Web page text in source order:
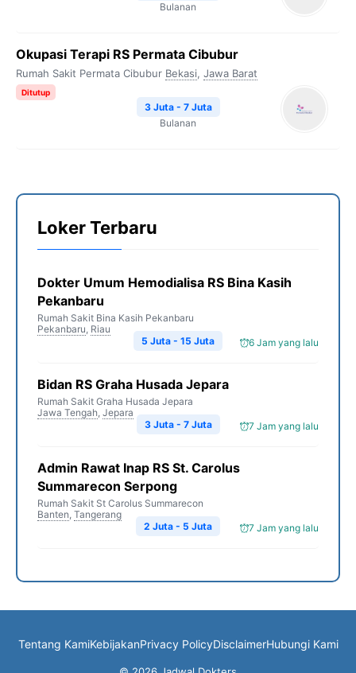
Bulanan
Okupasi Terapi RS Permata Cibubur
Rumah Sakit Permata Cibubur Bekasi, Jawa Barat
Ditutup
3 Juta - 7 Juta
Bulanan
Loker Terbaru
Dokter Umum Hemodialisa RS Bina Kasih
Pekanbaru
Rumah Sakit Bina Kasih Pekanbaru
Pekanbaru, Riau
6 Jam yang lalu
5 Juta - 15 Juta
Bidan RS Graha Husada Jepara
Rumah Sakit Graha Husada Jepara
Jawa Tengah, Jepara
7 Jam yang lalu
3 Juta - 7 Juta
Admin Rawat Inap RS St. Carolus
Summarecon Serpong
Rumah Sakit St Carolus Summarecon
Banten, Tangerang
7 Jam yang lalu
2 Juta - 5 Juta
Tentang KamiKebijakanPrivacy PolicyDisclaimerHubungi Kami